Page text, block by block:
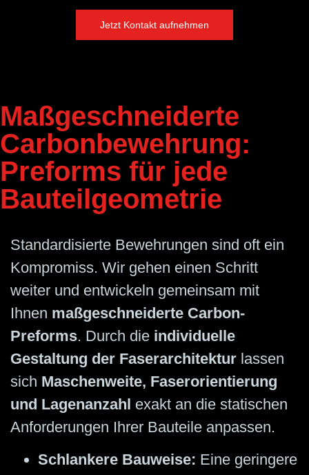
Jetzt Kontakt aufnehmen
Maßgeschnei­derte
Carbon­bewehrung:
Preforms für jede
Bauteilgeometrie
Standardisierte Bewehrungen sind oft ein
Kompromiss. Wir gehen einen Schritt
weiter und entwickeln gemeinsam mit
Ihnen maßgeschneiderte Carbon-
Preforms. Durch die individuelle
Gestaltung der Faserarchitektur lassen
sich Maschenweite, Faserorientierung
und Lagenanzahl exakt an die statischen
Anforderungen Ihrer Bauteile anpassen.
Schlankere Bauweise: Eine geringere